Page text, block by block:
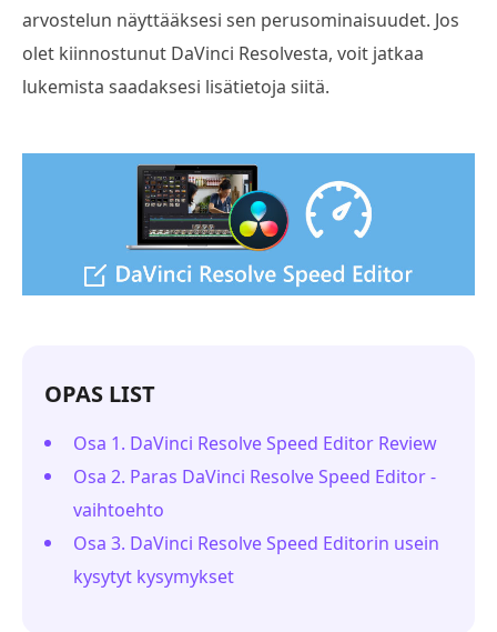
arvostelun näyttääksesi sen perusominaisuudet. Jos
olet kiinnostunut DaVinci Resolvesta, voit jatkaa
lukemista saadaksesi lisätietoja siitä.
OPAS LIST
Osa 1. DaVinci Resolve Speed Editor Review
Osa 2. Paras DaVinci Resolve Speed Editor -
vaihtoehto
Osa 3. DaVinci Resolve Speed Editorin usein
kysytyt kysymykset